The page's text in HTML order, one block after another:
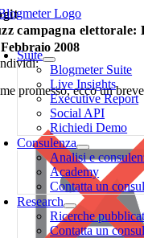
Salta
al
contenuto
Suite
Blogmeter Suite
Live Insights
Executive Report
Social API
Richiedi Demo
Consulenza
Analisi e
Academy
Contatta un
Research
Ricerche
Contatta un
campagna elettorale:
2008
promesso, ecco un